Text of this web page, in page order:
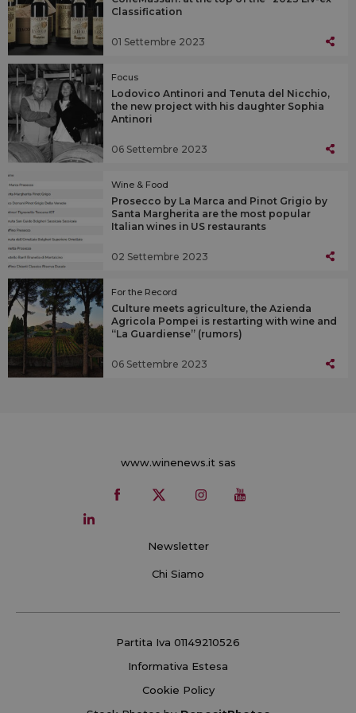
Classification
01 Settembre 2023
Focus
Lodovico Antinori and Tenuta del Nicchio,
the new project with his daughter Sophia
Antinori
06 Settembre 2023
Wine & Food
Prosecco by La Marca and Pinot Grigio by
Santa Margherita are the most popular
Italian wines in US restaurants
02 Settembre 2023
For the Record
Culture meets agriculture, the Azienda
Agricola Pompei is restarting with wine and
“La Guardiense” (rumors)
06 Settembre 2023
www.winenews.it sas
Newsletter
Chi Siamo
Partita Iva 01149210526
Informativa Estesa
Cookie Policy